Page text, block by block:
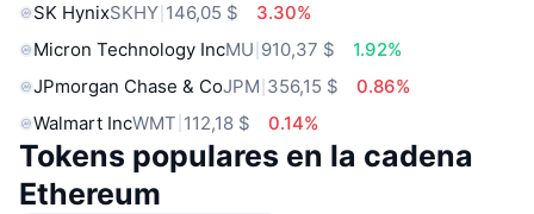
SK HynixSKHY 146,05 $
3.30%
Micron Technology IncMU 910,37 $
1.92%
JPmorgan Chase & CoJPM 356,15 $
0.86%
Walmart IncWMT 112,18 $ 0.14%
Tokens populares en la cadena
Ethereum